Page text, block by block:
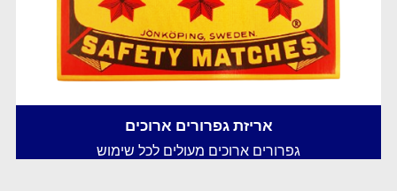
אריזת גפרורים ארוכים
גפרורים ארוכים מעולים לכל שימוש